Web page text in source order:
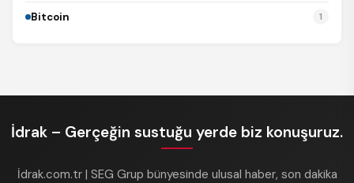
Bitcoin 1
İdrak – Gerçeğin sustuğu yerde biz konuşuruz.
İdrak.com.tr | SEG Grup bünyesinde ulusal haber, son dakika